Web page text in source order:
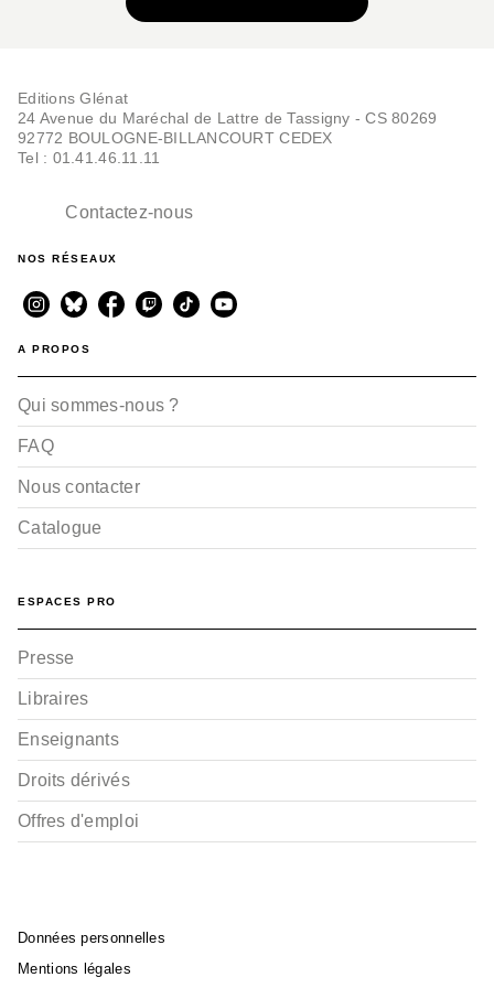
Editions Glénat
24 Avenue du Maréchal de Lattre de Tassigny - CS 80269
92772 BOULOGNE-BILLANCOURT CEDEX
Tel : 01.41.46.11.11
Contactez-nous
NOS RÉSEAUX
A PROPOS
Qui sommes-nous ?
FAQ
Nous contacter
Catalogue
ESPACES PRO
Presse
Libraires
Enseignants
Droits dérivés
Offres d'emploi
Données personnelles
Mentions légales